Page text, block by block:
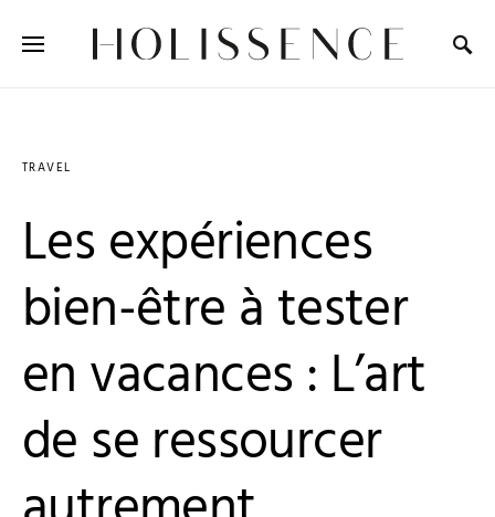
TRAVEL
Les expériences
bien-être à tester
en vacances : L’art
de se ressourcer